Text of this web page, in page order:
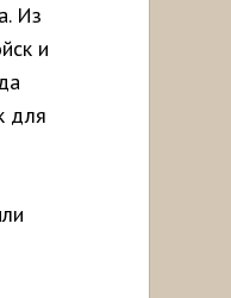
Из
и
для